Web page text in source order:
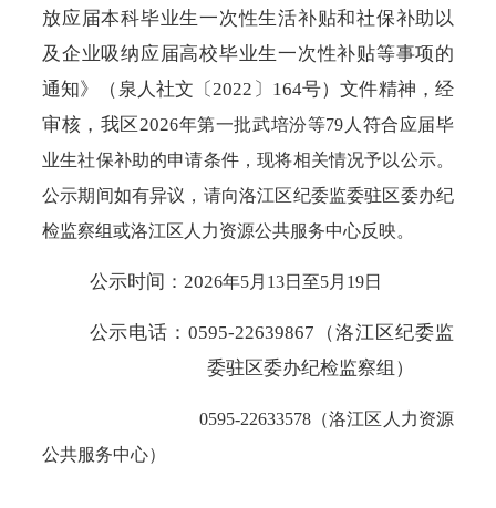
放应届本科毕业生一次性生活补贴和社保补助以
及企业吸纳应届高校毕业生一次性补贴等事项的
通知》（泉人社文〔2022〕164号）文件精神，经
审核，我区2026年第一批武培汾等79 人符合应届毕
业生社保补助的申请条件，现将相关情况予以公示。
公示期间如有异议，请向洛江区纪委监委驻区委办纪
检监察组或洛江区人力资源公共服务中心反映。
公示时间： 2026年5月 13日至5月 19日
公示电话：0595-22639867（洛江区纪委监
委驻区委办纪检监察组）
0595-22633578（洛江区人力资源
公共服务中心）